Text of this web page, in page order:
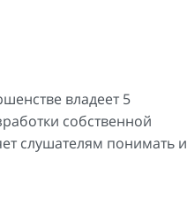
владеет 5
собственной
слушателям понимать и